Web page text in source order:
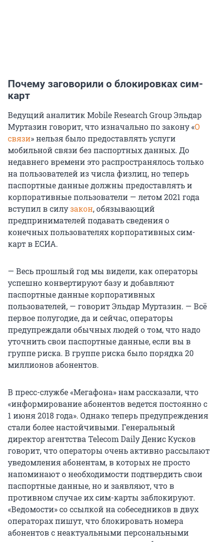
Почему заговорили о блокировках сим-
карт
Ведущий аналитик Mobile Research Group Эльдар
Муртазин говорит, что изначально по закону «О
связи» нельзя было предоставлять услуги
мобильной связи без паспортных данных. До
недавнего времени это распространялось только
на пользователей из числа физлиц, но теперь
паспортные данные должны предоставлять и
корпоративные пользователи — летом 2021 года
вступил в силузакон, обязывающий
предпринимателей подавать сведения о
конечных пользователях корпоративных сим-
карт в ЕСИА.
— Весь прошлый год мы видели, как операторы
успешно конвертируют базу и добавляют
паспортные данные корпоративных
пользователей, — говорит Эльдар Муртазин. — Всё
первое полугодие, да и сейчас, операторы
предупреждали обычных людей о том, что надо
уточнить свои паспортные данные, если вы в
группе риска. В группе риска было порядка 20
миллионов абонентов.
В пресс-службе «Мегафона» нам рассказали, что
«информирование абонентов ведется постоянно с
1 июня 2018 года». Однако теперь предупреждения
стали более настойчивыми. Генеральный
директор агентства Telecom Daily Денис Кусков
говорит, что операторы очень активно рассылают
уведомления абонентам, в которых не просто
напоминают о необходимости подтвердить свои
паспортные данные, но и заявляют, что в
противном случае их сим-карты заблокируют.
«Ведомости» со ссылкой на собеседников в двух
операторах пишут, что блокировать номера
абонентов с неактуальными персональными